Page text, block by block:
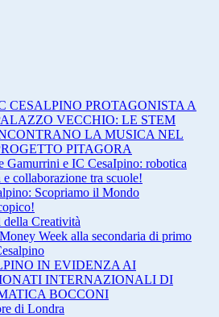
CESALPINO PROTAGONISTA A
VECCHIO: LE STEM
LA MUSICA NEL
PITAGORA
Gamurrini e IC CesaIpino: robotica
e collaborazione tra scuole!
Scopriamo il Mondo
della Creatività
Week alla secondaria di primo
IN EVIDENZA AI
INTERNAZIONALI DI
BOCCONI
di Londra